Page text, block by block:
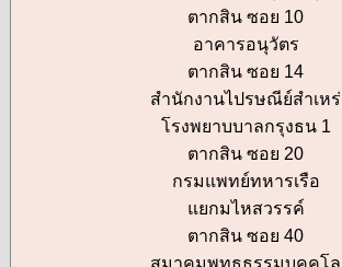
ตากสิน ซอย 10
อาคารอนุวัตร
ตากสิน ซอย 14
สำนักงานไปรษณีย์สำเหร่
โรงพยาบบาลกรุงธน 1
ตากสิน ซอย 20
กรมแพทย์ทหารเรือ
แยกมไหสวรรค์
ตากสิน ซอย 40
สมาคมพุทธธรรมบุคคโล